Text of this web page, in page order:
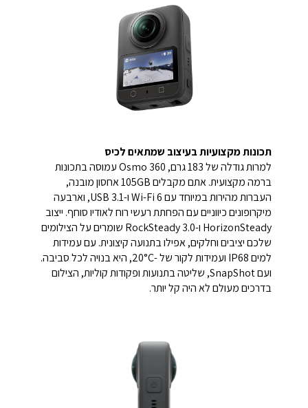
תכונות מקצועיות בעיצוב שמתאים לכיס
למרות גודלה של 183 גרם, Osmo 360 עמוסה בתכונות
ברמה מקצועית. אתם מקבלים 105GB אחסון מובנה,
העברות מהירות במיוחד עם Wi-Fi 6 ו-USB 3.1, וארבעה
מיקרופונים כיווניים עם הפחתת רעשי רוח לאודיו סוחף. ייצוב
HorizonSteady ו-RockSteady 3.0 שומרים על הצילומים
שלכם יציבים וחלקים, אפילו בתנועה קיצונית. עם עמידות
למים IP68 ועמידות לקור של -20°C, היא בנויה לכל סביבה.
ועם SnapShot, שליטה בתנועות ופקודות קוליות, הצילום
בדרכים מעולם לא היה קל יותר.